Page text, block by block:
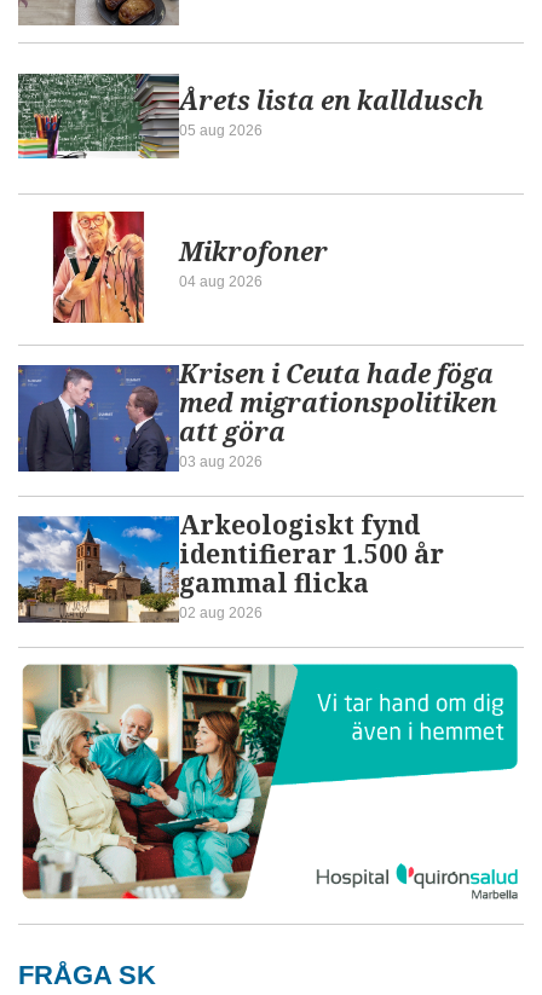
Årets lista en kalldusch
05 aug 2026
Mikrofoner
04 aug 2026
Krisen i Ceuta hade föga
med migrationspolitiken
att göra
03 aug 2026
Arkeologiskt fynd
identifierar 1.500 år
gammal flicka
02 aug 2026
FRÅGA SK